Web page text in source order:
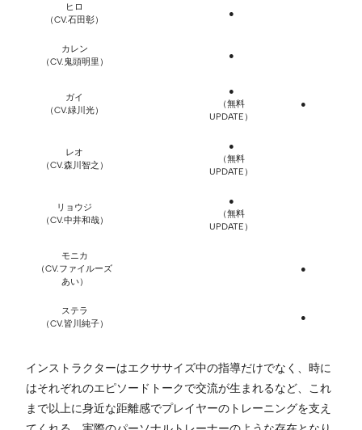
ヒロ
（CV.石田彰）
●
カレン
（CV.鬼頭明里）
●
ガイ
（CV.緑川光）
●
（無料
UPDATE）
●
レオ
（CV.森川智之）
●
（無料
UPDATE）
リョウジ
（CV.中井和哉）
●
（無料
UPDATE）
モニカ
（CV.ファイルーズ
あい）
●
ステラ
（CV.皆川純子）
●
インストラクターはエクササイズ中の指導だけでなく、時に
はそれぞれのエピソードトークで交流が生まれるなど、これ
まで以上に身近な距離感でプレイヤーのトレーニングを支え